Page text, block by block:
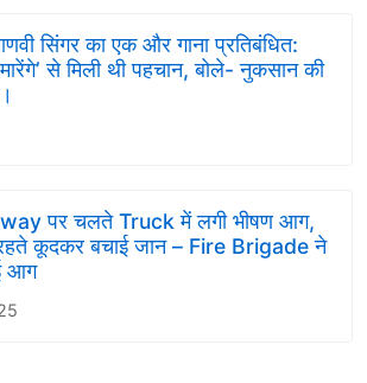
सिंगर का एक और गाना प्रतिबंधित:
मारेंगे’ से मिली थी पहचान, बोले- नुकसान की
पर चलते Truck में लगी भीषण आग,
कूदकर बचाई जान – Fire Brigade ने
आग